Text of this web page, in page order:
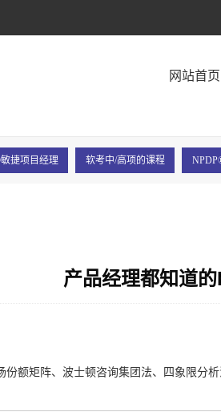
网站首页
捷项目经理 软考中/高项的课程
产品经理都知道
份额矩阵、波士顿咨询集团法、四象限分